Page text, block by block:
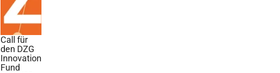
©
Call für
den DZG
Innovation
Fund